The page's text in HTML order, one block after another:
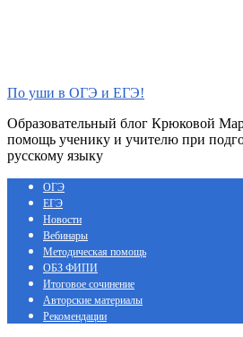
По уши в ОГЭ и ЕГЭ!
Образовательный блог Крюковой
помощь ученику и учителю при
русскому языку
ОГЭ
ЕГЭ
Новости
Вебинары
Методическая помощь
ОБЗ ФИПИ
Итоговое сочинение
Авторские материалы
Рекомендации